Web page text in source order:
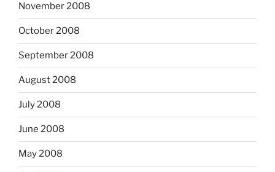
November 2008
October 2008
September 2008
August 2008
July 2008
June 2008
May 2008